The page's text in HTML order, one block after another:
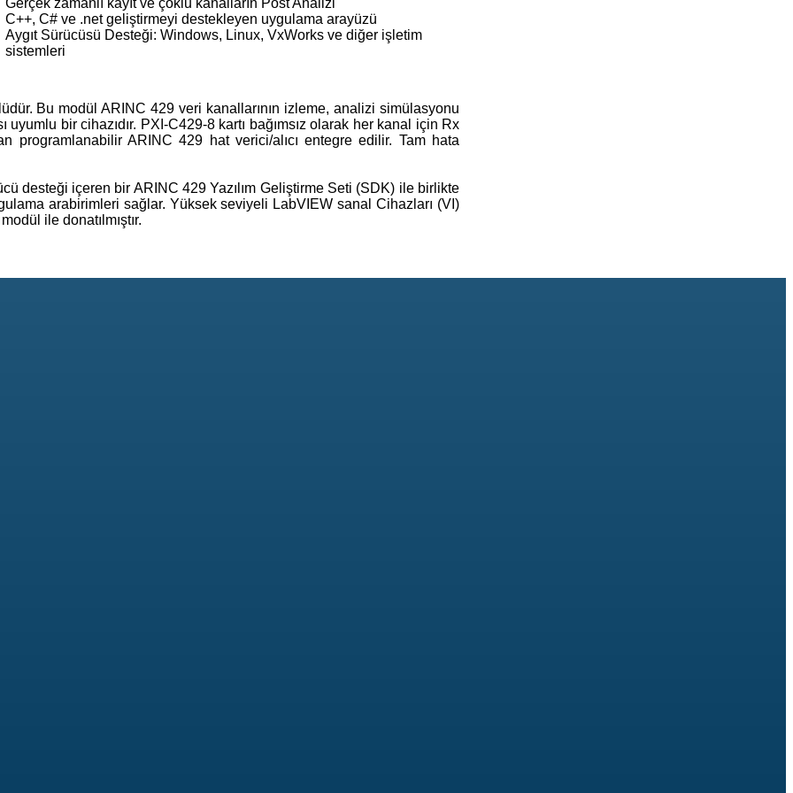
Gerçek zamanlı kayıt ve çoklu kanalların Post Analizi
C++, C# ve .net geliştirmeyi destekleyen uygulama arayüzü
Aygıt Sürücüsü Desteği: Windows, Linux, VxWorks ve diğer işletim
sistemleri
Bu modül ARINC 429 veri kanallarının izleme, analizi simülasyonu
bir cihazıdır. PXI-C429-8 kartı bağımsız olarak her kanal için Rx
programlanabilir ARINC 429 hat verici/alıcı entegre edilir. Tam hata
desteği içeren bir ARINC 429 Yazılım Geliştirme Seti (SDK) ile birlikte
arabirimleri sağlar. Yüksek seviyeli LabVIEW sanal Cihazları (VI)
ile donatılmıştır.